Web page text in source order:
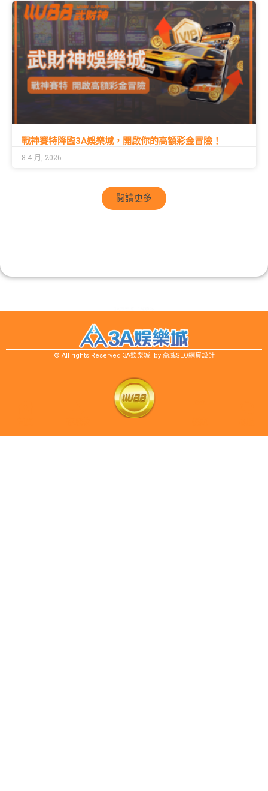
戰神賽特降臨3A娛樂城，開啟你的高額彩金冒險！
8 4 月, 2026
閱讀更多
© All rights Reserved 3A娛樂城. by 喬威SEO網頁設計